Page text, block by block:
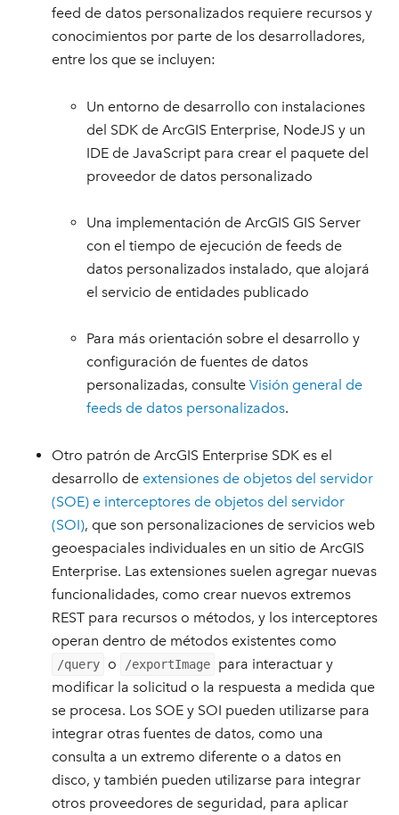
feed de datos personalizados requiere recursos y
conocimientos por parte de los desarrolladores,
entre los que se incluyen:
Un entorno de desarrollo con instalaciones
del SDK de ArcGIS Enterprise, NodeJS y un
IDE de JavaScript para crear el paquete del
proveedor de datos personalizado
Una implementación de ArcGIS GIS Server
con el tiempo de ejecución de feeds de
datos personalizados instalado, que alojará
el servicio de entidades publicado
Para más orientación sobre el desarrollo y
configuración de fuentes de datos
personalizadas, consulteVisión general de
feeds de datos personalizados.
Otro patrón de ArcGIS Enterprise SDK es el
desarrollo de extensiones de objetos del servidor
(SOE) e interceptores de objetos del servidor
(SOI), que son personalizaciones de servicios web
geoespaciales individuales en un sitio de ArcGIS
Enterprise. Las extensiones suelen agregar nuevas
funcionalidades, como crear nuevos extremos
REST para recursos o métodos, y los interceptores
operan dentro de métodos existentes como
/query o /exportImage
para interactuar y
modificar la solicitud o la respuesta a medida que
se procesa. Los SOE y SOI pueden utilizarse para
integrar otras fuentes de datos, como una
consulta a un extremo diferente o a datos en
disco, y también pueden utilizarse para integrar
otros proveedores de seguridad, para aplicar